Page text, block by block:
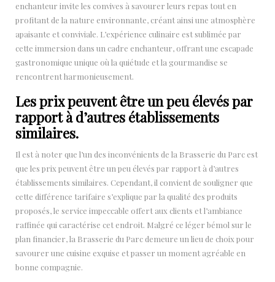
enchanteur invite les convives à savourer leurs repas tout en
profitant de la nature environnante, créant ainsi une atmosphère
apaisante et conviviale. L’expérience culinaire est sublimée par
cette immersion dans un cadre enchanteur, offrant une escapade
gastronomique unique où la quiétude et la gourmandise se
rencontrent harmonieusement.
Les prix peuvent être un peu élevés par
rapport à d’autres établissements
similaires.
Il est à noter que l’un des inconvénients de la Brasserie du Parc est
que les prix peuvent être un peu élevés par rapport à d’autres
établissements similaires. Cependant, il convient de souligner que
cette différence tarifaire s’explique par la qualité des produits
proposés, le service impeccable offert aux clients et l’ambiance
raffinée qui caractérise cet endroit. Malgré ce léger bémol sur le
plan financier, la Brasserie du Parc demeure un lieu de choix pour
savourer une cuisine exquise et passer un moment agréable en
bonne compagnie.